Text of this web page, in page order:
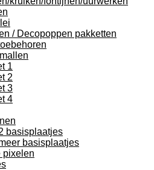
/ Decopoppen pakketten
1
2
3
4
basisplaatjes
basisplaatjes
pixelen